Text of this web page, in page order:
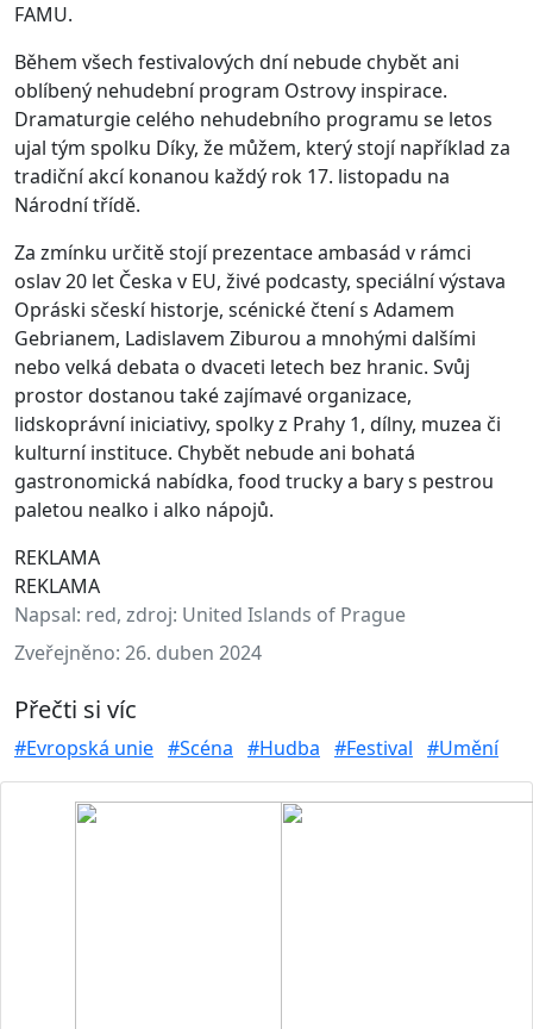
FAMU.
Během všech festivalových dní nebude chybět ani
oblíbený nehudební program Ostrovy inspirace.
Dramaturgie celého nehudebního programu se letos
ujal tým spolku Díky, že můžem, který stojí například za
tradiční akcí konanou každý rok 17. listopadu na
Národní třídě.
Za zmínku určitě stojí prezentace ambasád v rámci
oslav 20 let Česka v EU, živé podcasty, speciální výstava
Opráski sčeskí historje, scénické čtení s Adamem
Gebrianem, Ladislavem Ziburou a mnohými dalšími
nebo velká debata o dvaceti letech bez hranic. Svůj
prostor dostanou také zajímavé organizace,
lidskoprávní iniciativy, spolky z Prahy 1, dílny, muzea či
kulturní instituce. Chybět nebude ani bohatá
gastronomická nabídka, food trucky a bary s pestrou
paletou nealko i alko nápojů.
REKLAMA
REKLAMA
Napsal: red, zdroj: United Islands of Prague
Zveřejněno: 26. duben 2024
Přečti si víc
#Evropská unie #Scéna #Hudba #Festival #Umění